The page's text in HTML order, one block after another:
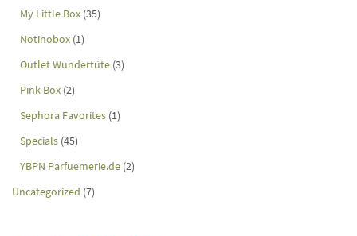
My Little Box (35)
Notinobox (1)
Outlet Wundertüte (3)
Pink Box (2)
Sephora Favorites (1)
Specials (45)
YBPN Parfuemerie.de (2)
Uncategorized (7)